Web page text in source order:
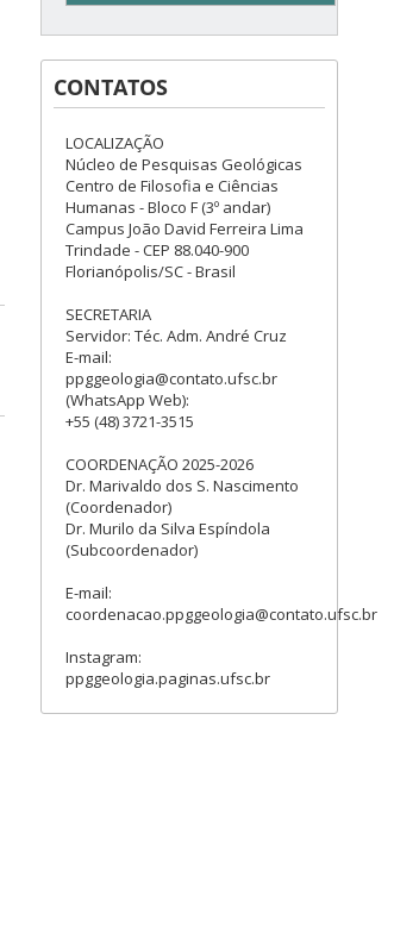
Secretaria do Programa de
Pós-Graduação em Geologia
– UFSC - Centro de Filosofia e
Ciências Humanas - Bloco F –
3º piso - Campus Reitor João
David Ferreira Lima - Trindade
– Florianópolis, SC
CONTATOS
LOCALIZAÇÃO
Núcleo de Pesquisas Geológicas
Centro de Filosofia e Ciências
Humanas - Bloco F (3º andar)
Campus João David Ferreira Lima
Trindade - CEP 88.040-900
Florianópolis/SC - Brasil
SECRETARIA
Servidor: Téc. Adm. André Cruz
E-mail:
ppggeologia@contato.ufsc.br
(WhatsApp Web):
+55 (48) 3721-3515
COORDENAÇÃO 2025-2026
Dr. Marivaldo dos S. Nascimento
(Coordenador)
Dr. Murilo da Silva Espíndola
(Subcoordenador)
E-mail:
coordenacao.ppggeologia@contato.ufsc.br
Instagram:
ppggeologia.paginas.ufsc.br